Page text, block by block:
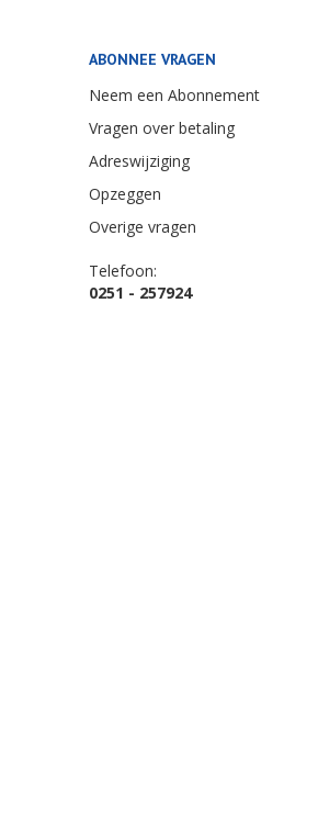
ABONNEE VRAGEN
Neem een Abonnement
Vragen over betaling
Adreswijziging
Opzeggen
Overige vragen
Telefoon:
0251 - 257924